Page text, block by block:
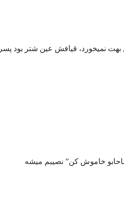
نمیخورد، قیافش عین شتر بود
خاموش کن” نصیبم میشه